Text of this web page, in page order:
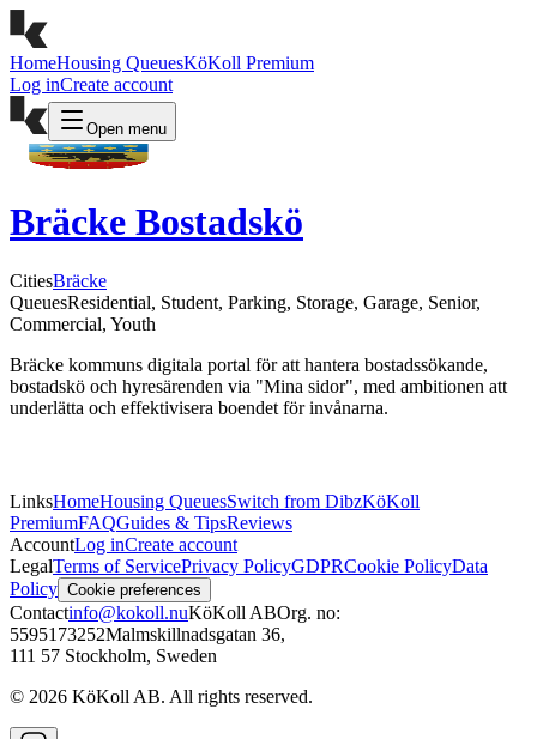
HomeHousing QueuesKöKoll Premium
Log inCreate account
Open menu
Bräcke Bostadskö
CitiesBräcke
QueuesResidential, Student, Parking, Storage, Garage, Senior,
Commercial, Youth
Bräcke kommuns digitala portal för att hantera bostadssökande,
bostadskö och hyresärenden via "Mina sidor", med ambitionen att
underlätta och effektivisera boendet för invånarna.
LinksHomeHousing QueuesSwitch from DibzKöKoll
PremiumFAQGuides & TipsReviews
AccountLog inCreate account
LegalTerms of ServicePrivacy PolicyGDPRCookie PolicyData
Policy Cookie preferences
Contactinfo@kokoll.nuKöKoll ABOrg. no:
5595173252Malmskillnadsgatan 36,
111 57 Stockholm, Sweden
© 2026 KöKoll AB. All rights reserved.